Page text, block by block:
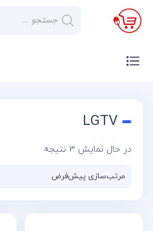
×
صفحه
صوتی و
گازی
LGTV
در حال نمایش 3 نتیجه